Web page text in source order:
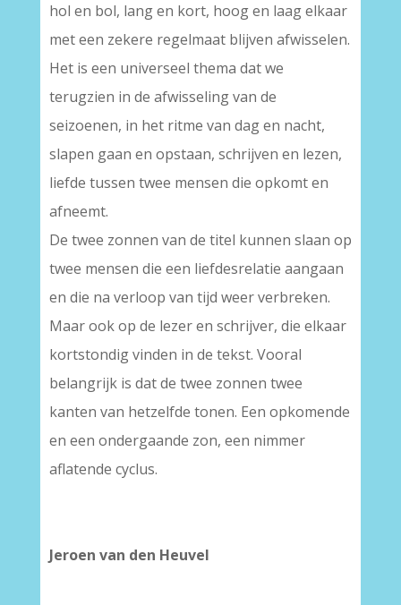
hol en bol, lang en kort, hoog en laag elkaar
met een zekere regelmaat blijven afwisselen.
Het is een universeel thema dat we
terugzien in de afwisseling van de
seizoenen, in het ritme van dag en nacht,
slapen gaan en opstaan, schrijven en lezen,
liefde tussen twee mensen die opkomt en
afneemt.
De twee zonnen van de titel kunnen slaan op
twee mensen die een liefdesrelatie aangaan
en die na verloop van tijd weer verbreken.
Maar ook op de lezer en schrijver, die elkaar
kortstondig vinden in de tekst. Vooral
belangrijk is dat de twee zonnen twee
kanten van hetzelfde tonen. Een opkomende
en een ondergaande zon, een nimmer
aflatende cyclus.
Jeroen van den Heuvel